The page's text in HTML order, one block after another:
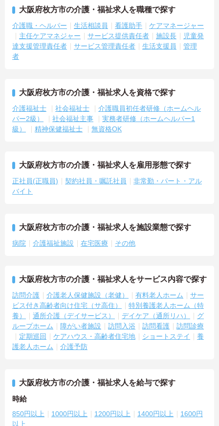
大阪府枚方市の介護・福祉求人を職種で探す
介護職・ヘルパー 生活相談員 看護助手
ケアマネージャー
主任ケアマネジャー
サービス提供責任者 施設長
児童発
達支援管理責任者
サービス管理責任者 生活支援員
管理
者
大阪府枚方市の介護・福祉求人を資格で探す
介護福祉士 社会福祉士
介護職員初任者研修（ホームヘル
パー2級）
社会福祉主事
実務者研修（ホームヘルパー1
級）
精神保健福祉士 無資格OK
大阪府枚方市の介護・福祉求人を雇用形態で探す
正社員(正職員) 契約社員・嘱託社員
非常勤・パート・アル
バイト
大阪府枚方市の介護・福祉求人を施設業態で探す
病院 介護福祉施設 在宅医療 その他
大阪府枚方市の介護・福祉求人をサービス内容で探す
訪問介護 介護老人保健施設（老健） 有料老人ホーム
サー
ビス付き高齢者向け住宅（サ高住）
特別養護老人ホーム（特
養）
通所介護（デイサービス） デイケア（通所リハ）
グ
ループホーム
障がい者施設 訪問入浴 訪問看護
訪問診療
定期巡回
ケアハウス・高齢者住宅地 ショートステイ
養
護老人ホーム
介護予防
大阪府枚方市の介護・福祉求人を給与で探す
時給
850円以上 1000円以上 1200円以上 1400円以上
1600円
以上